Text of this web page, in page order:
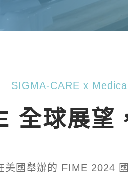
SIGMA-CARE x
全球展望
國舉辦的 FIME 2024